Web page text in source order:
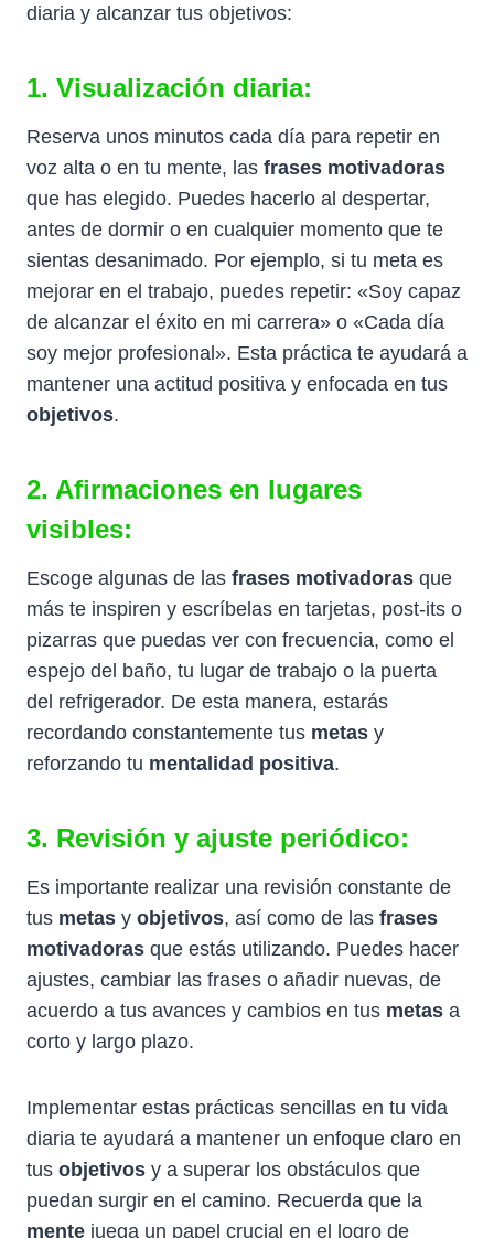
diaria y alcanzar tus objetivos:
1. Visualización diaria:
Reserva unos minutos cada día para repetir en
voz alta o en tu mente, las frases motivadoras
que has elegido. Puedes hacerlo al despertar,
antes de dormir o en cualquier momento que te
sientas desanimado. Por ejemplo, si tu meta es
mejorar en el trabajo, puedes repetir: «Soy capaz
de alcanzar el éxito en mi carrera» o «Cada día
soy mejor profesional». Esta práctica te ayudará a
mantener una actitud positiva y enfocada en tus
objetivos.
2. Afirmaciones en lugares
visibles:
Escoge algunas de las frases motivadoras que
más te inspiren y escríbelas en tarjetas, post-its o
pizarras que puedas ver con frecuencia, como el
espejo del baño, tu lugar de trabajo o la puerta
del refrigerador. De esta manera, estarás
recordando constantemente tus metas y
reforzando tu mentalidad positiva.
3. Revisión y ajuste periódico:
Es importante realizar una revisión constante de
tus metas y objetivos, así como de las frases
motivadoras que estás utilizando. Puedes hacer
ajustes, cambiar las frases o añadir nuevas, de
acuerdo a tus avances y cambios en tus metas a
corto y largo plazo.
Implementar estas prácticas sencillas en tu vida
diaria te ayudará a mantener un enfoque claro en
tus objetivos y a superar los obstáculos que
puedan surgir en el camino. Recuerda que la
mente juega un papel crucial en el logro de